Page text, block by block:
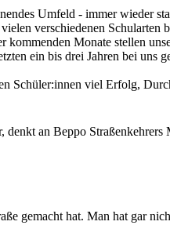
Umfeld - immer wieder
verschiedenen
Monate stellen
ein bis drei Jahren bei uns
Schüler:innen viel Erfolg,
an Beppo Straßenkehrers
gemacht hat. Man hat gar